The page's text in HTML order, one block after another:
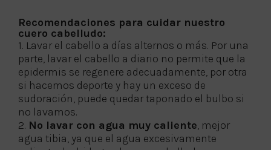
Recomendaciones para cuidar nuestro
cuero cabelludo:
1. Lavar el cabello a días alternos o más. Por una
parte, lavar el cabello a diario no permite que la
epidermis se regenere adecuadamente, por otra
si hacemos deporte y hay un exceso de
sudoración, puede quedar taponado el bulbo si
no lavamos.
2. No lavar con agua muy caliente, mejor
agua tibia, ya que el agua excesivamente